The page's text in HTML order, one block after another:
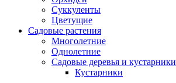
Суккуленты
Цветущие
Садовые растения
Многолетние
Однолетние
Садовые деревья и кустарники
Кустарники